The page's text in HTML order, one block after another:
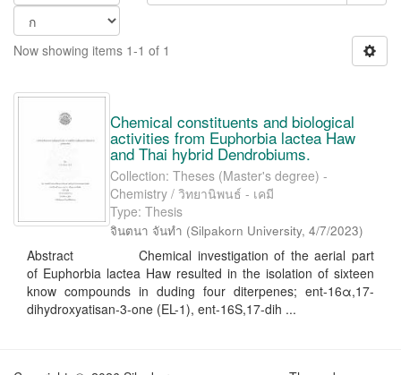
Now showing items 1-1 of 1
Chemical constituents and biological
activities from Euphorbia lactea Haw
and Thai hybrid Dendrobiums.
Collection: Theses (Master's degree) -
Chemistry / วิทยานิพนธ์ - เคมี
Type: Thesis
จินตนา จันทำ (Silpakorn University, 4/7/2023)
Abstract Chemical investigation of the aerial part
of Euphorbia lactea Haw resulted in the isolation of sixteen
know compounds in duding four diterpenes; ent-16α,17-
dihydroxyatisan-3-one (EL-1), ent-16S,17-dih ...